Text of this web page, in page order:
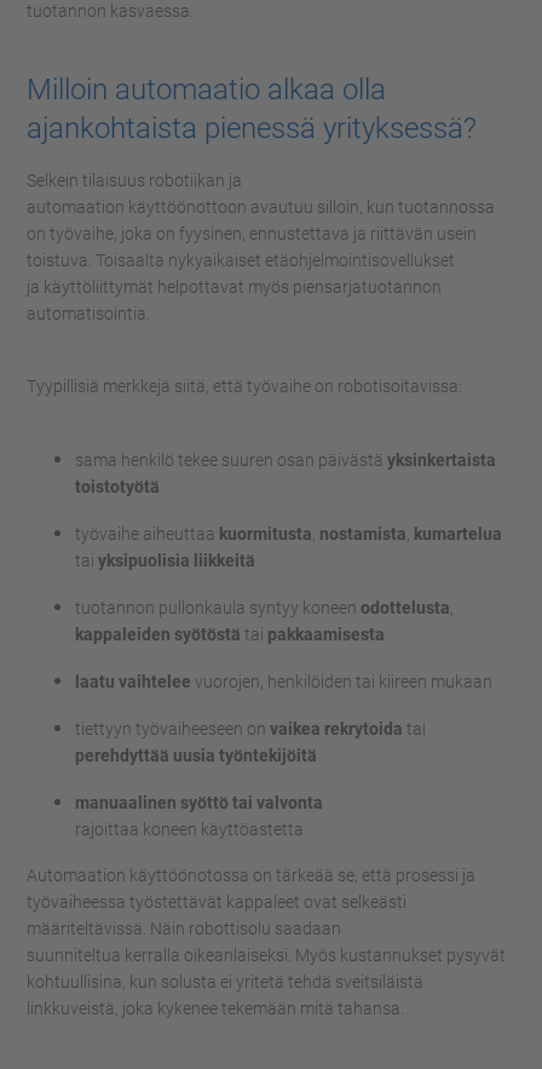
tuotannon kasvaessa.
Milloin automaatio alkaa olla
ajankohtaista pienessä yrityksessä?
Selkein tilaisuus robotiikan ja
automaation käyttöönottoon avautuu si lloin, kun tuotannossa
on työvaihe, joka on fyysinen, ennustettava ja riittävän usein
toistuva. Toisaalta nykyaikaiset etäohjelmointisovellukset
ja käyttöliittymät helpottavat myös piensarjatuotannon
automatisointia.
Tyypillisiä merkkejä siitä, että työvaihe on robotisoitavissa:
sama henkilö tekee suuren osan päivästä yksinkertaista
toistotyötä
työvaihe aiheuttaa kuormitusta nostamista
kumartelua
tai yksipuolisia liikkeitä
tuotannon pullonkaula syntyy koneen odottelusta
kappaleiden syötöstä tai pakkaamisesta
laatu vaihtelee vuorojen, henkilöiden tai kiireen mukaan
tiettyyn työvaiheeseen on vaikea rekrytoida tai
perehdyttää uusia työntekijöitä
manuaalinen syöttö tai valvonta
rajoittaa koneen käyttöastetta
Automaation käyttöönotossa on tärkeää se, että prosessi ja
työvaiheessa työstettävät kappaleet ovat selkeästi
määriteltävissä Näin robottisolu saadaan
suunniteltua kerralla oikeanlaiseksi Myös kustannukset pysyvät
kohtuullisina, kun solusta ei yritetä tehdä sveitsiläistä
linkkuveistä, joka kykenee tekemään mitä tahansa.